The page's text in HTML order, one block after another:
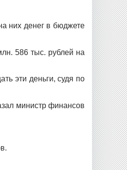
них денег в бюджете
586 тыс. рублей на
эти деньги, судя по
министр финансов